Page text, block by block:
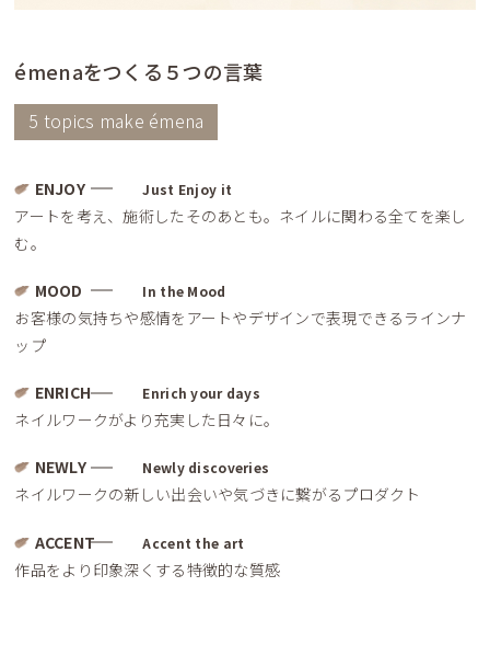
émenaをつくる５つの言葉
5 topics make émena
ENJOY Just Enjoy it
アートを考え、施術したそのあとも。ネイルに関わる全てを楽し
む。
MOOD In the Mood
お客様の気持ちや感情をアートやデザインで表現できるラインナ
ップ
ENRICH Enrich your days
ネイルワークがより充実した日々に。
NEWLY Newly discoveries
ネイルワークの新しい出会いや気づきに繋がるプロダクト
ACCENT Accent the art
作品をより印象深くする特徴的な質感